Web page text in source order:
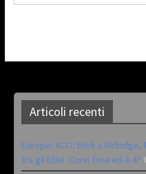
Articoli recenti
Europei XCO: titoli a
tra gli Elite. Corvi fora ed è 4^